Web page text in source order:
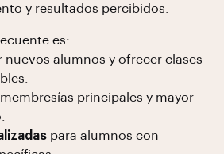
y resultados percibidos.
es:
nuevos alumnos y ofrecer clases
principales y mayor
para alumnos con